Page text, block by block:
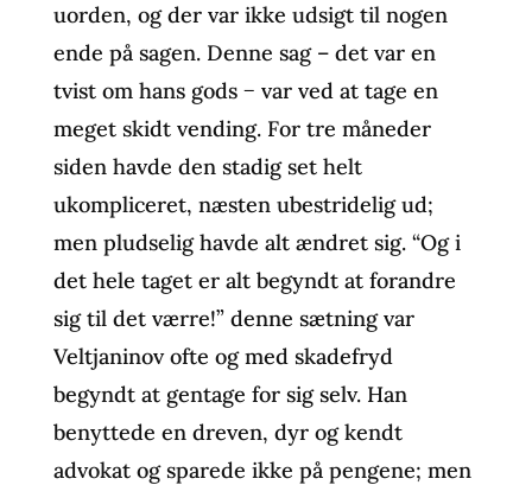
uorden, og der var ikke udsigt til nogen
ende på sagen. Denne sag – det var en
tvist om hans gods − var ved at tage en
meget skidt vending. For tre måneder
siden havde den stadig set helt
ukompliceret, næsten ubestridelig ud;
men pludselig havde alt ændret sig. “Og i
det hele taget er alt begyndt at forandre
sig til det værre!” denne sætning var
Veltjaninov ofte og med skadefryd
begyndt at gentage for sig selv. Han
benyttede en dreven, dyr og kendt
advokat og sparede ikke på pengene; men